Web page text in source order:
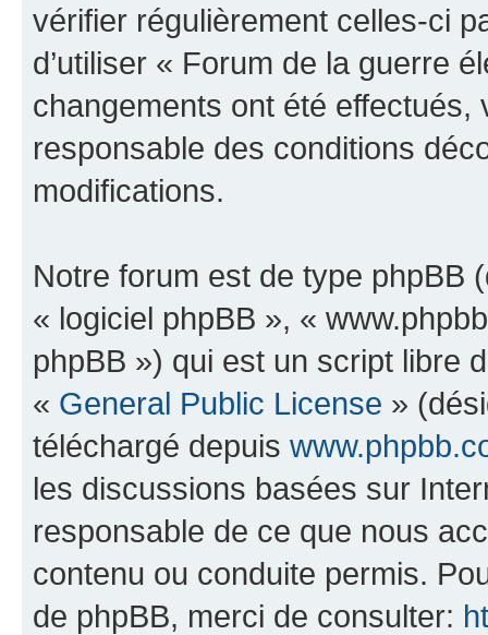
vérifier régulièrement celles-ci
d’utiliser « Forum de la guerre
changements ont été effectués,
responsable des conditions
modifications.
Notre forum est de type phpBB
« logiciel phpBB », «
phpBB ») qui est un script libre
« General Public License »
téléchargé depuis
les discussions basées sur
responsable de ce que nous
contenu ou conduite permis.
de phpBB, merci de consulter: